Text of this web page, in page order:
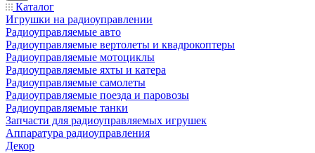
Каталог
Игрушки на радиоуправлении
Радиоуправляемые авто
Радиоуправляемые вертолеты и квадрокоптеры
Радиоуправляемые мотоциклы
Радиоуправляемые яхты и катера
Радиоуправляемые самолеты
Радиоуправляемые поезда и паровозы
Радиоуправляемые танки
Запчасти для радиоуправляемых игрушек
Аппаратура радиоуправления
Декор